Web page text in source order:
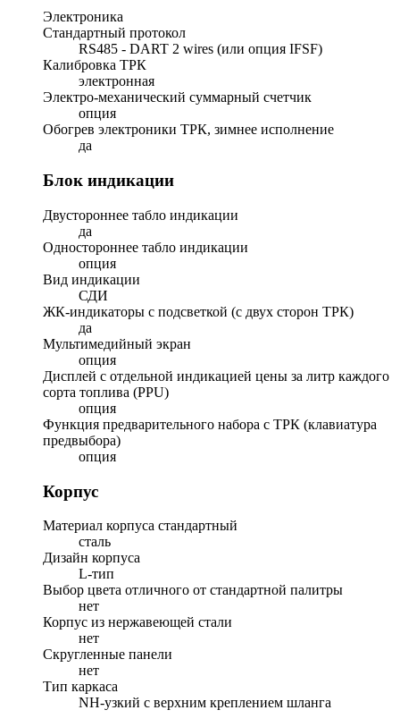
Электроника
Стандартный протокол
RS485 - DART 2 wires (или опция IFSF)
Калибровка ТРК
электронная
Электро-механический суммарный счетчик
опция
Обогрев электроники ТРК, зимнее исполнение
да
Блок индикации
Двустороннее табло индикации
да
Одностороннее табло индикации
опция
Вид индикации
СДИ
ЖК-индикаторы с подсветкой (с двух сторон ТРК)
да
Мультимедийный экран
опция
Дисплей с отдельной индикацией цены за литр каждого
сорта топлива (PPU)
опция
Функция предварительного набора с ТРК (клавиатура
предвыбора)
опция
Корпус
Материал корпуса стандартный
сталь
Дизайн корпуса
L-тип
Выбор цвета отличного от стандартной палитры
нет
Корпус из нержавеющей стали
нет
Скругленные панели
нет
Тип каркаса
NH-узкий с верхним креплением шланга